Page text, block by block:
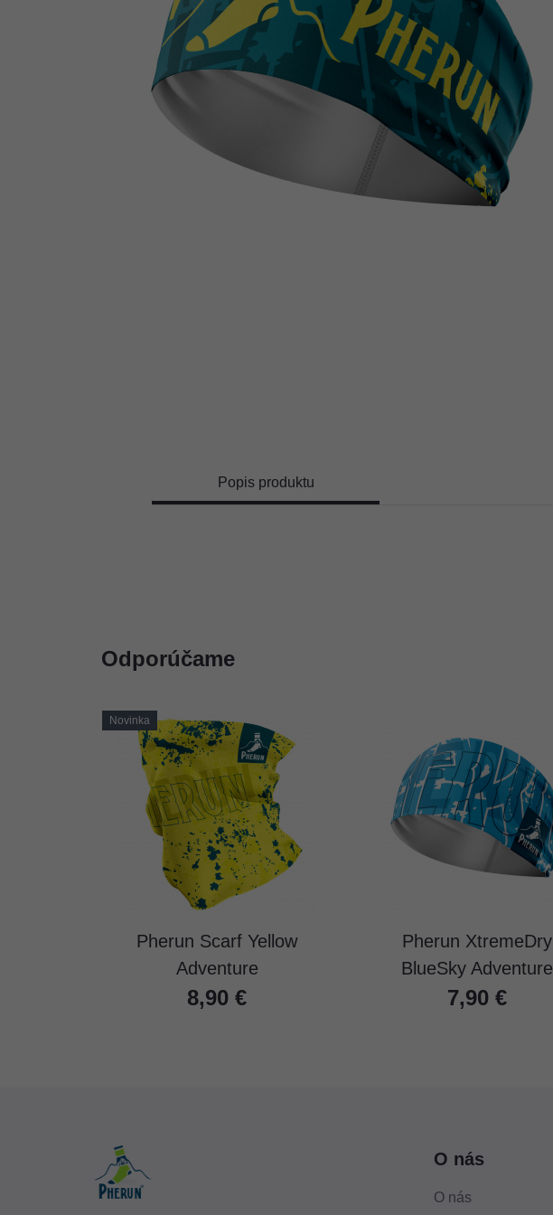
Popis produktu
Odporúčame
Novinka
Pherun Scarf Yellow
Adventure
8,90 €
Pherun XtremeDry
BlueSky Adventure
7,90 €
O nás
O nás